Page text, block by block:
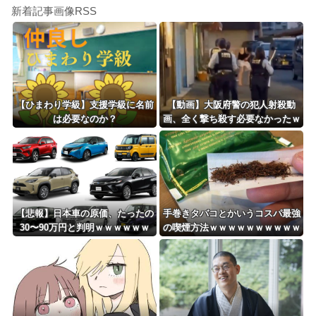
新着記事画像RSS
【ひまわり学級】支援学級に名前
は必要なのか？
【動画】大阪府警の犯人射殺動
画、全く撃ち殺す必要なかったｗ
ｗｗｗｗｗｗｗｗｗｗ
【悲報】日本車の原価、たったの
30〜90万円と判明ｗｗｗｗｗｗ
ｗｗｗｗｗ
手巻きタバコとかいうコスパ最強
の喫煙方法ｗｗｗｗｗｗｗｗｗｗ
ｗｗｗ